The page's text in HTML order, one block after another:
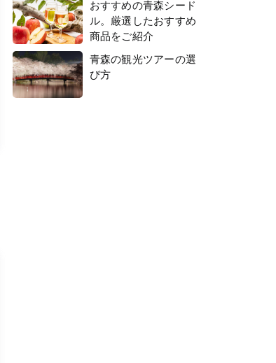
おすすめの青森シード
ル。厳選したおすすめ
商品をご紹介
青森の観光ツアーの選
び方